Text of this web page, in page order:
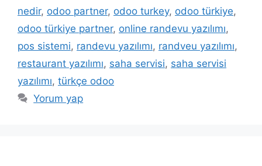
nedir, odoo partner, odoo turkey, odoo türkiye,
odoo türkiye partner, online randevu yazılımı,
pos sistemi, randevu yazılımı, randveu yazılımı,
restaurant yazılımı, saha servisi, saha servisi
yazılımı, türkçe odoo
Yorum yap